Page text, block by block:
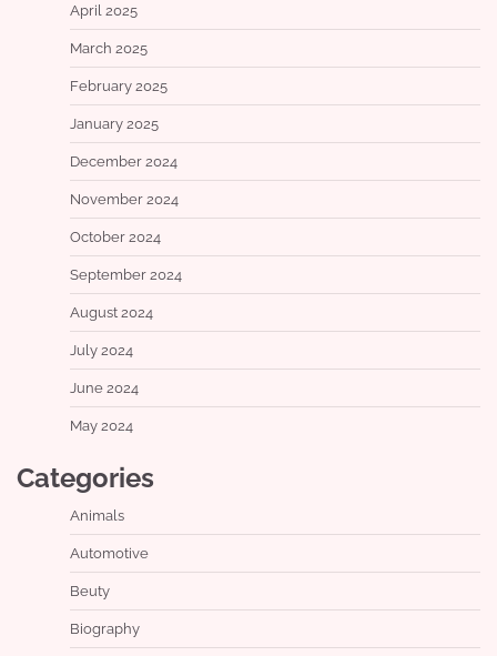
April 2025
March 2025
February 2025
January 2025
December 2024
November 2024
October 2024
September 2024
August 2024
July 2024
June 2024
May 2024
Categories
Animals
Automotive
Beuty
Biography